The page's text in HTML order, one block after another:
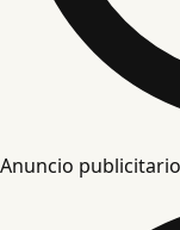
Anuncio publicitario